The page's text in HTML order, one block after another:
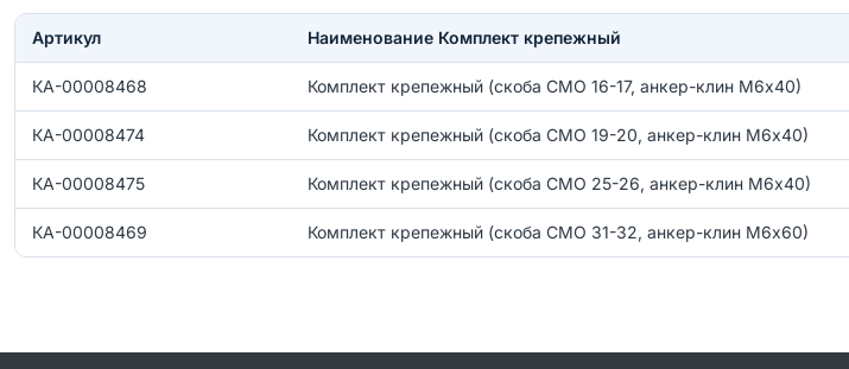
Артикул Наименование Комплект крепежный
КА-00008468 Комплект крепежный (скоба СМО 16-17, анкер-клин М6х40)
КА-00008474 Комплект крепежный (скоба СМО 19-20, анкер-клин М6х40)
КА-00008475 Комплект крепежный (скоба СМО 25-26, анкер-клин М6х40)
КА-00008469 Комплект крепежный (скоба СМО 31-32, анкер-клин М6х60)